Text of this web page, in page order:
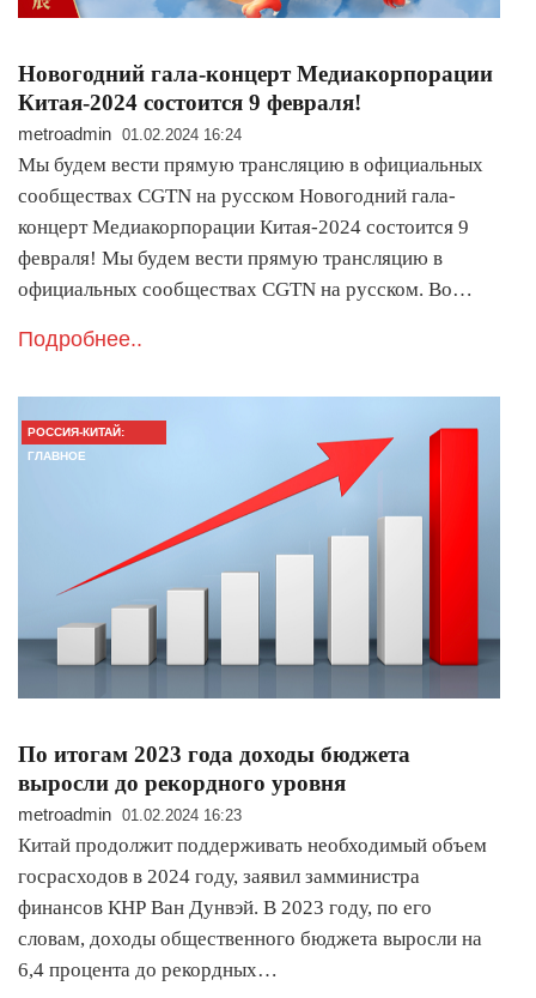
Новогодний гала-концерт Медиакорпорации
Китая-2024 состоится 9 февраля!
metroadmin 01.02.2024 16:24
Мы будем вести прямую трансляцию в официальных
сообществах CGTN на русском Новогодний гала-
концерт Медиакорпорации Китая-2024 состоится 9
февраля! Мы будем вести прямую трансляцию в
официальных сообществах CGTN на русском. Во…
Подробнее..
РОССИЯ-КИТАЙ:
ГЛАВНОЕ
По итогам 2023 года доходы бюджета
выросли до рекордного уровня
metroadmin 01.02.2024 16:23
Китай продолжит поддерживать необходимый объем
госрасходов в 2024 году, заявил замминистра
финансов КНР Ван Дунвэй. В 2023 году, по его
словам, доходы общественного бюджета выросли на
6,4 процента до рекордных…